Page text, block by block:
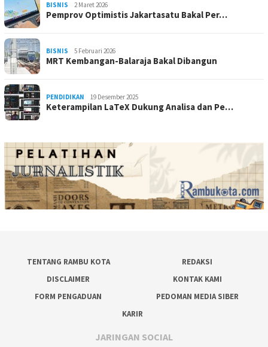
BISNIS 2 Maret 2026
Pemprov Optimistis Jakartasatu Bakal Per…
BISNIS 5 Februari 2026
MRT Kembangan-Balaraja Bakal Dibangun
PENDIDIKAN 19 Desember 2025
Keterampilan LaTeX Dukung Analisa dan Pe…
TENTANG RAMBU KOTA
REDAKSI
DISCLAIMER
KONTAK KAMI
FORM PENGADUAN
PEDOMAN MEDIA SIBER
KARIR
JARINGAN SOCIAL